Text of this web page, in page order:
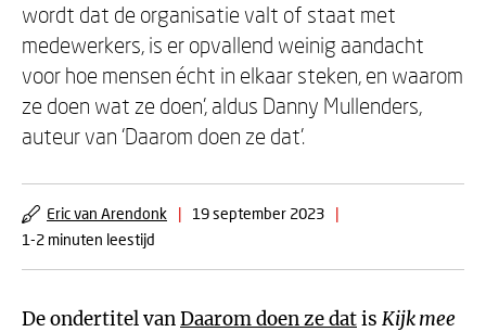
wordt dat de organisatie valt of staat met
medewerkers, is er opvallend weinig aandacht
voor hoe mensen écht in elkaar steken, en waarom
ze doen wat ze doen’, aldus Danny Mullenders,
auteur van ‘Daarom doen ze dat’.
Eric van Arendonk | 19 september 2023
|
1-2 minuten leestijd
De ondertitel vanDaarom doen ze datis Kijk mee